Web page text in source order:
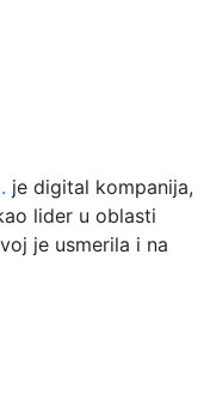
je digital kompanija,
lider u oblasti
je usmerila i na